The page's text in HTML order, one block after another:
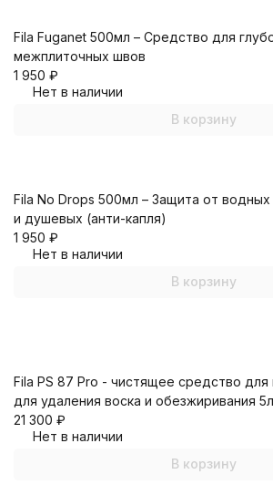
Fila Fuganet 500мл – Средство для
межплиточных швов
1 950 ₽
Нет в наличии
В корзину
Fila No Drops 500мл – Защита от водных
и душевых (анти-капля)
1 950 ₽
Нет в наличии
В корзину
Fila PS 87 Pro - чистящее средство для
для удаления воска и обезжиривания 5л
21 300 ₽
Нет в наличии
В корзину